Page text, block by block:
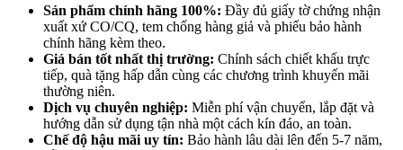
Sản phẩm chính hãng 100%: Đầy đủ giấy tờ chứng nhận
xuất xứ CO/CQ, tem chống hàng giả và phiếu bảo hành
chính hãng kèm theo.
Giá bán tốt nhất thị trường: Chính sách chiết khấu trực
tiếp, quà tặng hấp dẫn cùng các chương trình khuyến mãi
thường niên.
Dịch vụ chuyên nghiệp: Miễn phí vận chuyển, lắp đặt và
hướng dẫn sử dụng tận nhà một cách kín đáo, an toàn.
Chế độ hậu mãi uy tín: Bảo hành lâu dài lên đến 5-7 năm,